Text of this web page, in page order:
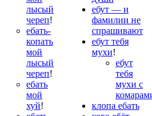
лысый
череп!
ебать-
копать
мой
лысый
череп!
ебать
мой
хуй!
ебут — и
фамилии не
спрашивают
ебут тебя
мухи!
ебут
тебя
мухи с
клопа ебать